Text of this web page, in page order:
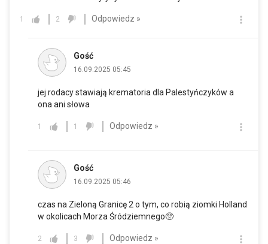
1 2 Odpowiedz »
Gość
16.09.2025 05:45
jej rodacy stawiają krematoria dla Palestyńczyków a
ona ani słowa
1 1 Odpowiedz »
Gość
16.09.2025 05:46
czas na Zieloną Granicę 2 o tym, co robią ziomki Holland
w okolicach Morza Śródziemnego🥺
2 3 Odpowiedz »